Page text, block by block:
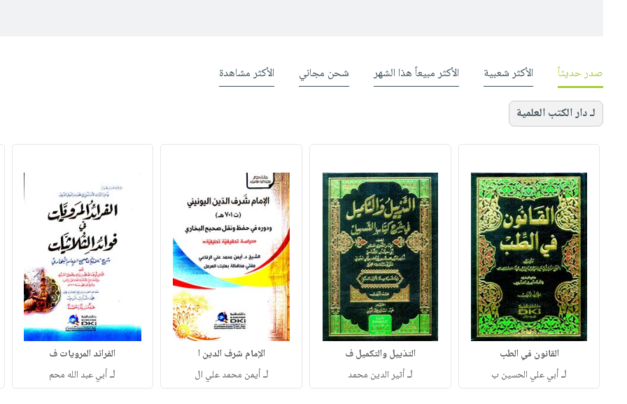
صدر حديثاً الأكثر شعبية الأكثر مبيعاً هذا الشهر شحن مجاني الأكثر مشاهدة
لـ دار الكتب العلمية
القانون في الطب
لـأبي علي الحسين ب
التذييل والتكميل ف
لـأثير الدين محمد
الإمام شرف الدين ا
لـأيمن محمد علي ال
الفرائد المرويات ف
لـأبي عبد الله محم